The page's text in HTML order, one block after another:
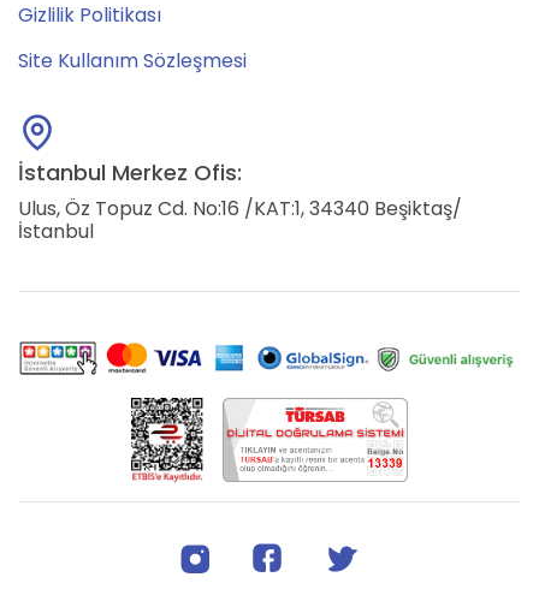
Gizlilik Politikası
Site Kullanım Sözleşmesi
İstanbul Merkez Ofis:
Ulus, Öz Topuz Cd. No:16 /KAT:1, 34340 Beşiktaş/
İstanbul